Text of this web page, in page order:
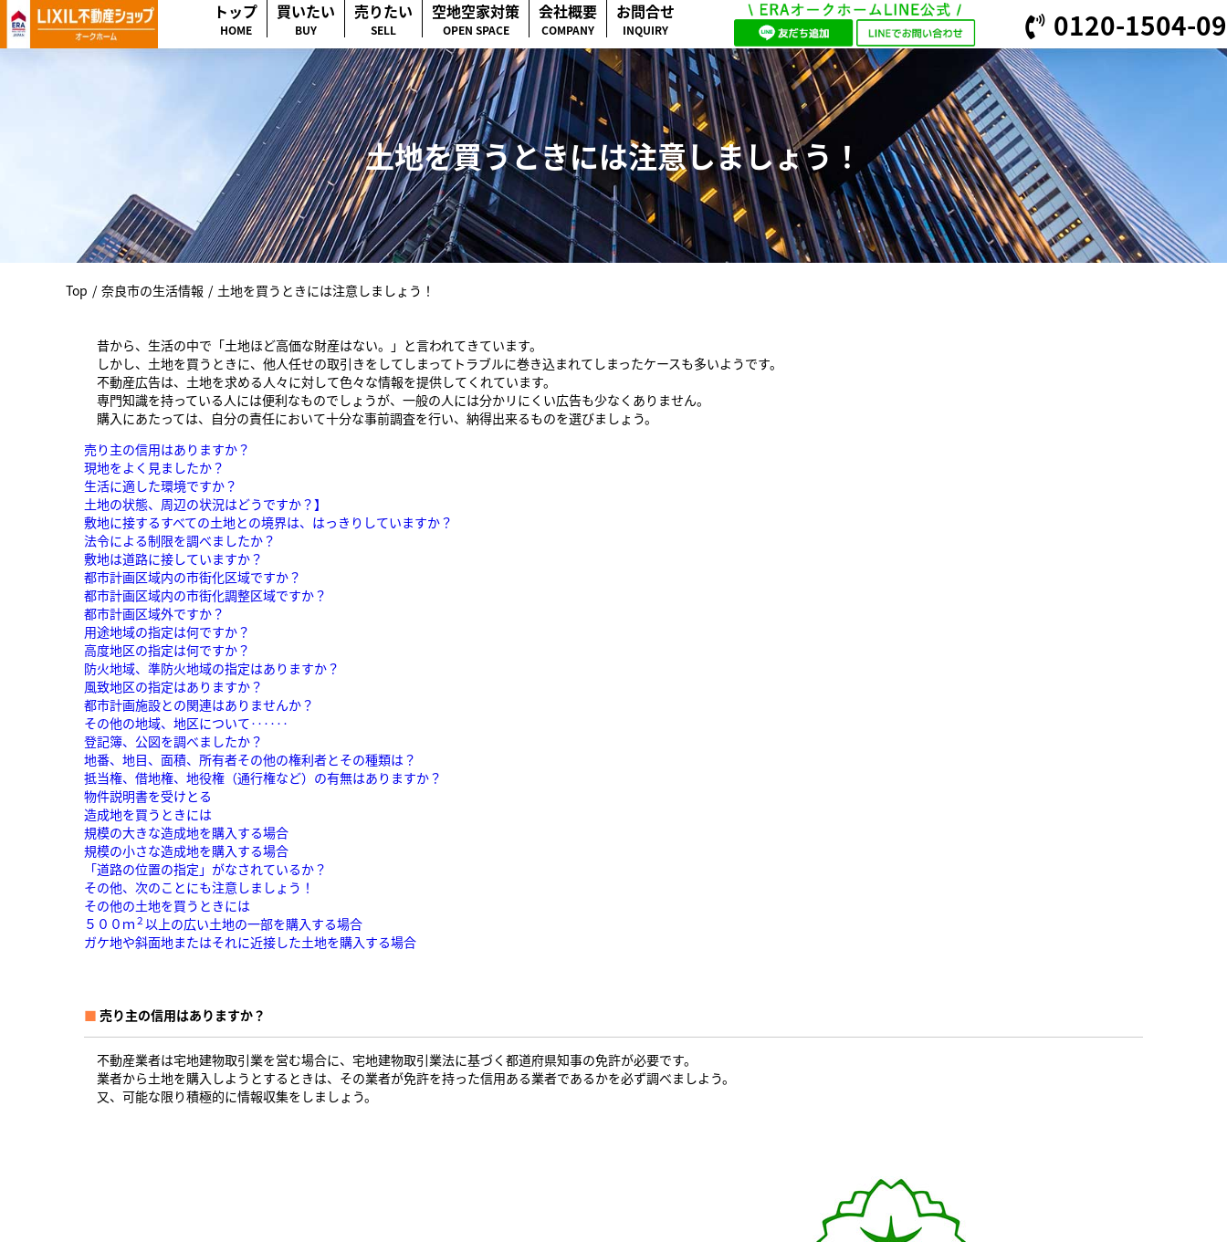
トップ
HOME
買いたい
BUY
売りたい
SELL
空地空家対策
OPEN SPACE
会社概要
COMPANY
お問合せ
INQUIRY 0120-1504-09
土地を買うときには注意しましょう！
Top / 奈良市の生活情報 / 土地を買うときには注意しましょう！
昔から、生活の中で「土地ほど高価な財産はない。」と言われてきています。
しかし、土地を買うときに、他人任せの取引きをしてしまってトラブルに巻き込まれてしまったケースも多いようです。
不動産広告は、土地を求める人々に対して色々な情報を提供してくれています。
専門知識を持っている人には便利なものでしょうが、一般の人には分かリにくい広告も少なくありません。
購入にあたっては、自分の責任において十分な事前調査を行い、納得出来るものを選びましょう。
売り主の信用はありますか？
現地をよく見ましたか？
生活に適した環境ですか？
土地の状態、周辺の状況はどうですか？】
敷地に接するすべての土地との境界は、はっきりしていますか？
法令による制限を調べましたか？
敷地は道路に接していますか？
都市計画区域内の市街化区域ですか？
都市計画区域内の市街化調整区域ですか？
都市計画区域外ですか？
用途地域の指定は何ですか？
高度地区の指定は何ですか？
防火地域、準防火地域の指定はありますか？
風致地区の指定はありますか？
都市計画施設との関連はありませんか？
その他の地域、地区について‥‥‥
登記簿、公図を調べましたか？
地番、地目、面積、所有者その他の権利者とその種類は？
抵当権、借地権、地役権（通行権など）の有無はありますか？
物件説明書を受けとる
造成地を買うときには
規模の大きな造成地を購入する場合
規模の小さな造成地を購入する場合
「道路の位置の指定」がなされているか？
その他、次のことにも注意しましょう！
その他の土地を買うときには
５００ｍ ２ 以上の広い土地の一部を購入する場合
ガケ地や斜面地またはそれに近接した土地を購入する場合
■ 売り主の信用はありますか？
不動産業者は宅地建物取引業を営む場合に、宅地建物取引業法に基づく都道府県知事の免許が必要です。
業者から土地を購入しようとするときは、その業者が免許を持った信用ある業者であるかを必ず調べましよう。
又、可能な限り積極的に情報収集をしましょう。